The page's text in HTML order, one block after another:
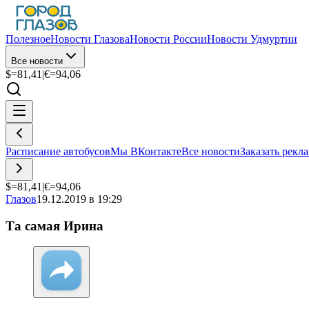
ПолезноеНовости ГлазоваНовости РоссииНовости Удмуртии
Все новости
$=81,41 |€=94,06
Расписание автобусовМы ВКонтактеВсе новостиЗаказать
$=81,41 |€=94,06
Глазов19.12.2019 в 19:29
Та самая Ирина